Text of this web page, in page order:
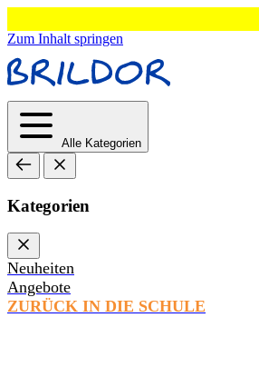
Zum Inhalt springen
Alle Kategorien
Kategorien
Neuheiten
Angebote
ZURÜCK IN DIE SCHULE